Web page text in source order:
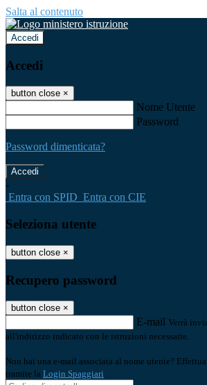
Salta al contenuto
Accedi
Accedi
button close ×
Nome Utente
Password
Password dimenticata?
-
Entra con SPID Entra con CIE
Seleziona utente
button close ×
Recupero password
button close ×
E-mail Verrà
all'indirizzo indicato con le istruzioni necessarie.
Non hai una e-mail associata al nome utente?
tramite la Login Spaggiari